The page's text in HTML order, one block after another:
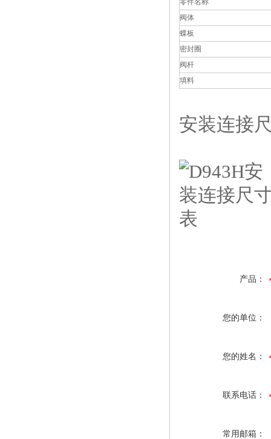
零件名称
阀体
蝶板
密封圈
阀杆
填料
安装连接
产品：
您的单位：
您的姓名：
联系电话：
常用邮箱：